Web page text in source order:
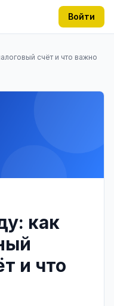
Войти
счёт и что важно
как
и что